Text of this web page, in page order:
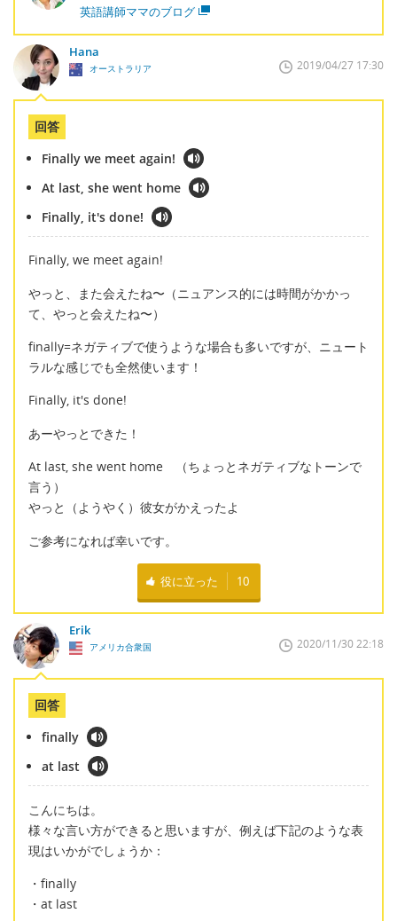
英語講師ママのブログ
Hana
オーストラリア 2019/04/27 17:30
回答
Finally we meet again!
At last, she went home
Finally, it's done!
Finally, we meet again!
やっと、また会えたね〜（ニュアンス的には時間がかかっ
て、やっと会えたね〜）
finally=ネガティブで使うような場合も多いですが、ニュート
ラルな感じでも全然使います！
Finally, it's done!
あーやっとできた！
At last, she went home （ちょっとネガティブなトーンで
言う）
やっと（ようやく）彼女がかえったよ
ご参考になれば幸いです。
役に立った 10
Erik
アメリカ合衆国 2020/11/30 22:18
回答
finally
at last
こんにちは。
様々な言い方ができると思いますが、例えば下記のような表
現はいかがでしょうか：
・finally
・at last